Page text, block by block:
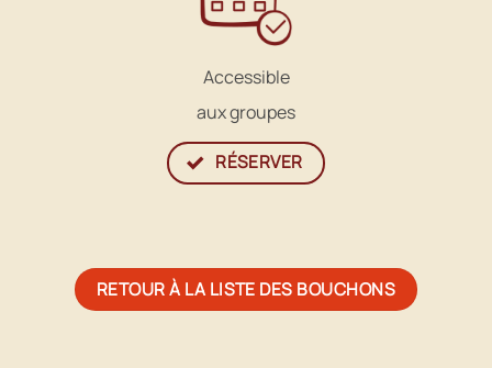
Accessible
aux groupes
RÉSERVER
RETOUR À LA LISTE DES BOUCHONS